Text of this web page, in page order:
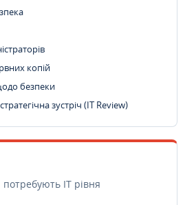
копій
безпеки
зустріч (IT Review)
ІТ рівня